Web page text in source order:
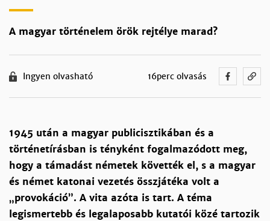
A magyar történelem örök rejtélye marad?
Ingyen olvasható 16perc olvasás
1945 után a magyar publicisztikában és a
történetírásban is tényként fogalmazódott meg,
hogy a támadást németek követték el, s a magyar
és német katonai vezetés összjátéka volt a
„provokáció”. A vita azóta is tart. A téma
legismertebb és legalaposabb kutatói közé tartozik